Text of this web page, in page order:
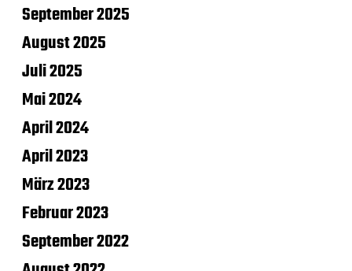
September 2025
August 2025
Juli 2025
Mai 2024
April 2024
April 2023
März 2023
Februar 2023
September 2022